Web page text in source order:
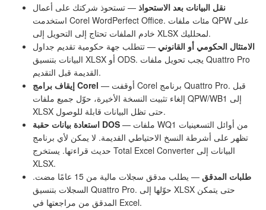
نقل البيانات بعد الاستحواذ — تستحوذ شركتك على أعمال
استخدمت Corel WordPerfect Office. مئات ملفات QPW على
خادم الملفات تحتاج إلى التحويل إلى XLSX لمحلليك.
الامتثال الحكومي أو القانوني — تتطلب جهة حكومية تقديم جداول
البيانات بتنسيق XLSX أو ODS. يجب تحويل ملفات Quattro Pro
القديمة قبل التقديم.
إيقاف برامج Corel — أوقفت Corel برنامج Quattro Pro. قبل
إلغاء تثبيت النسخة الأخيرة، حوّل جميع ملفات QPW/WB1 إلى
XLSX حتى تظل البيانات قابلة للوصول.
استعادة بيانات حقبة DOS — ملفات WQ1 من أوائل التسعينيات
تظهر على أشرطة النسخ الاحتياطي القديمة. لا يمكن لأي برنامج
حديث قراءتها. يستخرج Total Excel Converter البيانات إلى
XLSX.
طلبات المدقق
— يطلب مدقق سجلات مالية من 15 عامًا مضت.
السجلات بتنسيق Quattro Pro. حوّلها إلى XLSX حتى يتمكن
المدقق من مراجعتها في Excel.